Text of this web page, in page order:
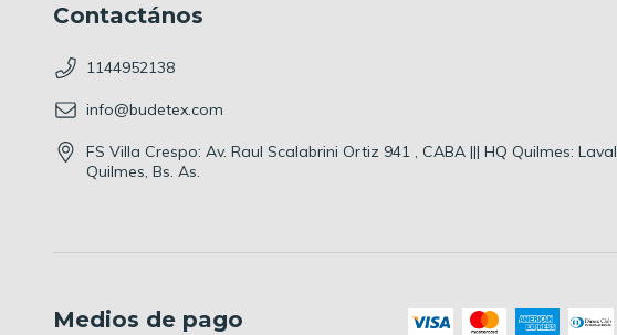
Contactános
1144952138
info@budetex.com
FS Villa Crespo: Av. Raul Scalabrini Ortiz 941 , CABA ||| HQ Quilmes:
Quilmes, Bs. As.
Medios de pago